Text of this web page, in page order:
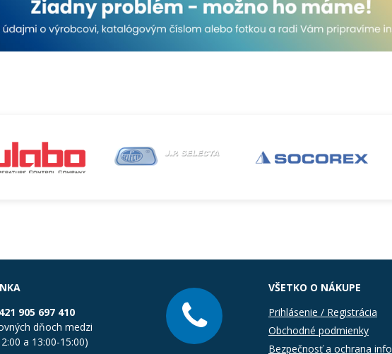
905 697 410
dňoch medzi
a 13:00-15:00)
VŠETKO O NÁKUPE
Prihlásenie / Registrácia
Obchodné podmienky
Bezpečnosť a ochrana